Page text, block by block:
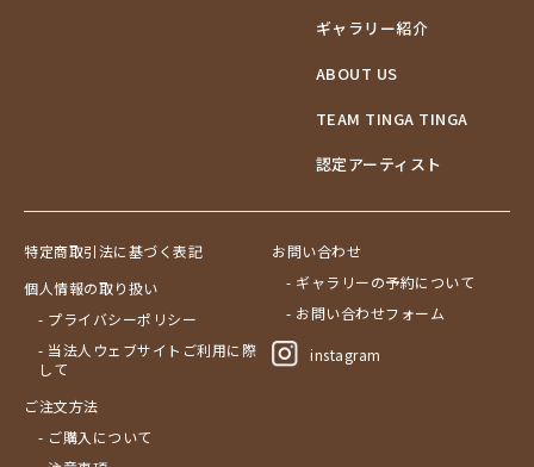
ギャラリー紹介
ABOUT US
TEAM TINGA TINGA
認定アーティスト
特定商取引法に基づく表記
個人情報の取り扱い
- プライバシーポリシー
- 当法人ウェブサイトご利用に際
して
ご注文方法
- ご購入について
お問い合わせ
- ギャラリーの予約について
- お問い合わせフォーム
instagram